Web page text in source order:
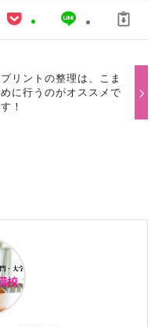
プリントの整理は、こま
めに行うのがオススメで
す！